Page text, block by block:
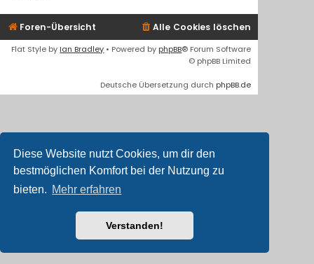
Diese Website nutzt Cookies, um dir den
bestmöglichen Komfort bei der Nutzung zu
bieten. Mehr erfahren
Verstanden!
Foren-Übersicht Alle Cookies löschen
Flat Style by Ian Bradley • Powered by phpBB® Forum Software
© phpBB Limited
Deutsche Übersetzung durch phpBB.de